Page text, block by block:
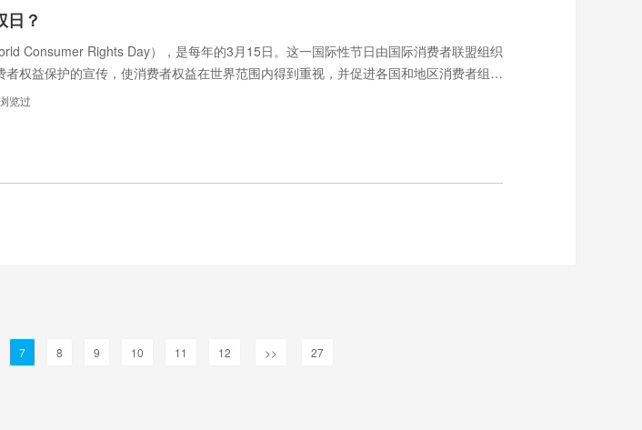
日？
Consumer Rights Day），是每年的3月15日。这一国际性节日由国际消费者联盟组织
权益保护的宣传，使消费者权益在世界范围内得到重视，并促进各国和地区消费者组织
览过
7 8 9 10 11 12 >> 27